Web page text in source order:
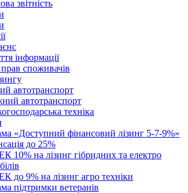
звітність
інформації
споживачів
автотранспорт
автотранспорт
техніка
«Доступний фінансовий лізинг 5-7-9%»
до 25%
10% на лізинг гібридних та електро
до 9% на лізинг агро техніки
підтримки ветеранів